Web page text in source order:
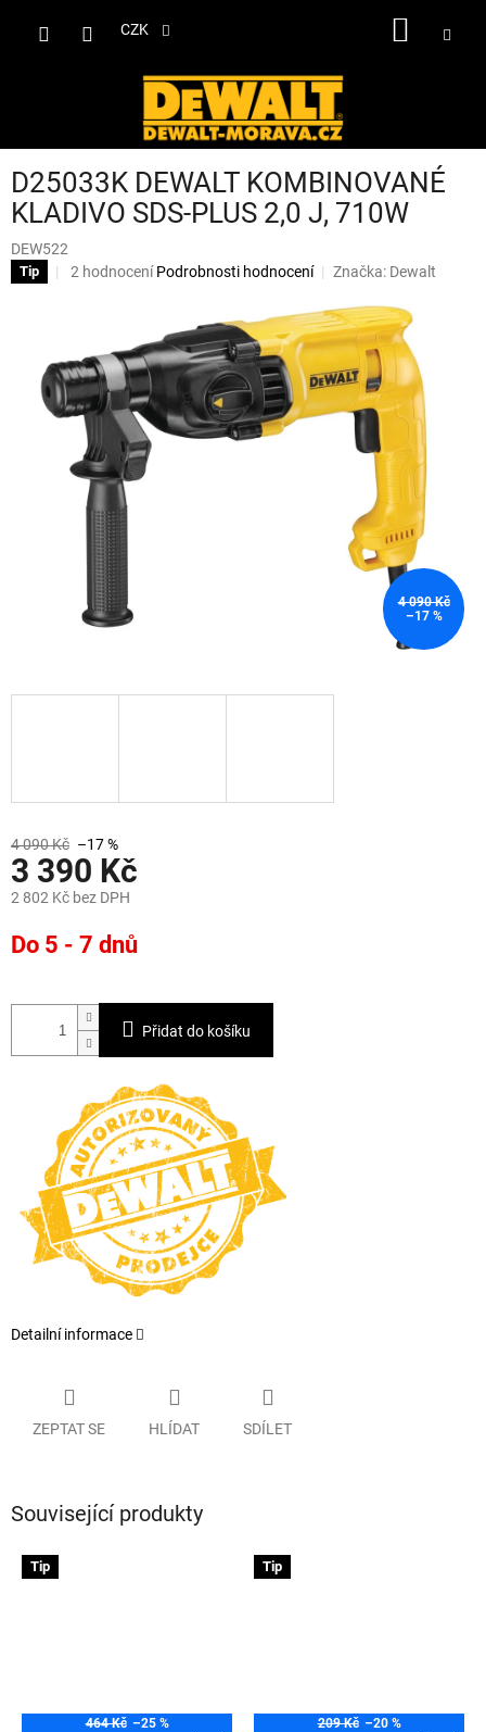
CZK
D25033K DEWALT KOMBINOVANÉ
KLADIVO SDS-PLUS 2,0 J, 710W
DEW522
Tip
Průměrné
4,5
z
5
hvězdiček.
2 hodnocení Podrobnosti hodnocení Značka: Dewalt
4 090 Kč
–17 %
4 090 Kč –17 %
3 390 Kč
2 802 Kč bez DPH
cena:
Do 5 - 7 dnů
Přidat do košíku
Detailní informace
ZEPTAT SE HLÍDAT SDÍLET
Související produkty
Tip
464 Kč –25 %
Tip
209 Kč –20 %